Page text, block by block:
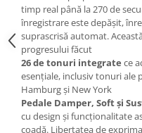
Instrumente Muzicale
Chitare si bass
Claviaturi
Instrumente cu arcus
Instrumente de percutie
Instrumente de suflat
timp real până la 270 de
înregistrare este depășit,
suprascrisă automat.
progresului făcut
26 de tonuri integrate ce
esențiale, inclusiv tonuri ale
Hamburg și New York
Pedale Damper, Soft și
cu design și funcționalitate
coadă. Libertatea de